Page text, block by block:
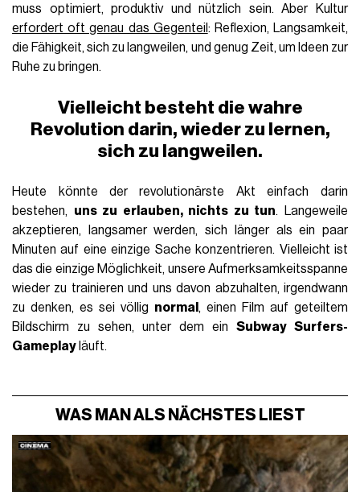
muss optimiert, produktiv und nützlich sein. Aber Kultur
erfordert oft genau das Gegenteil : Reflexion, Langsamkeit,
die Fähigkeit, sich zu langweilen, und genug Zeit, um Ideen zur
Ruhe zu bringen.
Vielleicht besteht die wahre
Revolution darin, wieder zu lernen,
sich zu langweilen.
Heute könnte der revolutionärste Akt einfach darin
bestehen, uns zu erlauben, nichts zu tun. Langeweile
akzeptieren, langsamer werden, sich länger als ein paar
Minuten auf eine einzige Sache konzentrieren. Vielleicht ist
das die einzige Möglichkeit, unsere Aufmerksamkeitsspanne
wieder zu trainieren und uns davon abzuhalten, irgendwann
zu denken, es sei völlig normal , einen Film auf geteiltem
Bildschirm zu sehen, unter dem ein Subway Surfers-
Gameplay läuft.
WAS MAN ALS NÄCHSTES LIEST